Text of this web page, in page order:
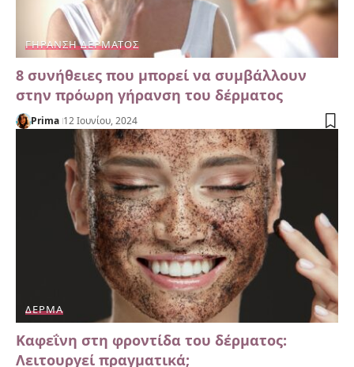
ΓΉΡΑΝΣΗ ΔΈΡΜΑΤΟΣ
8 συνήθειες που μπορεί να συμβάλλουν
στην πρόωρη γήρανση του δέρματος
Prima 12 Ιουνίου, 2024
ΔΈΡΜΑ
Καφεΐνη στη φροντίδα του δέρματος:
Λειτουργεί πραγματικά;